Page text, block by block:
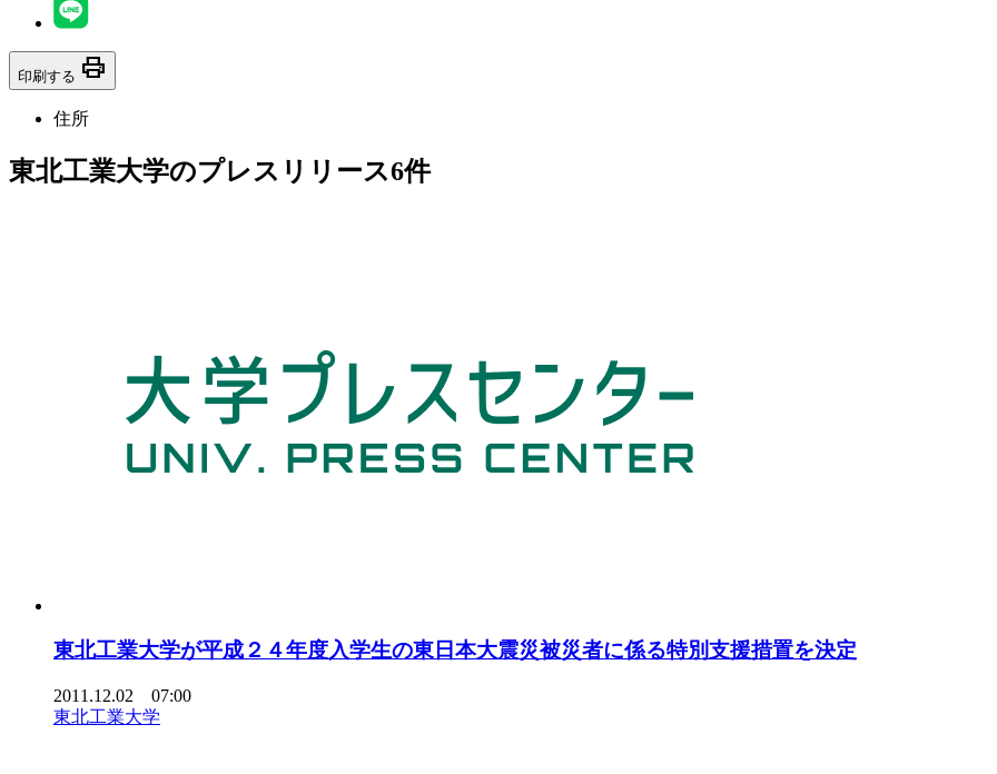
印刷する print
住所
東北工業大学のプレスリリース6件
東北工業大学が平成２４年度入学生の東日本大震災被災者に係る特別支援措置を決定
2011.12.02 07:00
東北工業大学